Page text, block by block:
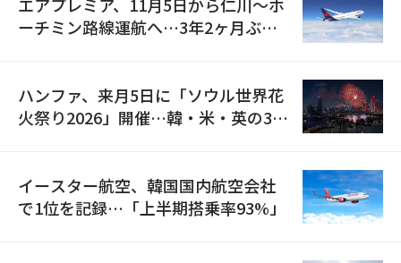
エアプレミア、11月5日から仁川〜ホ
ーチミン路線運航へ…3年2ヶ月ぶり
ハンファ、来月5日に「ソウル世界花
火祭り2026」開催…韓・米・英の3カ
イースター航空、韓国国内航空会社
で1位を記録…「上半期搭乗率93%」